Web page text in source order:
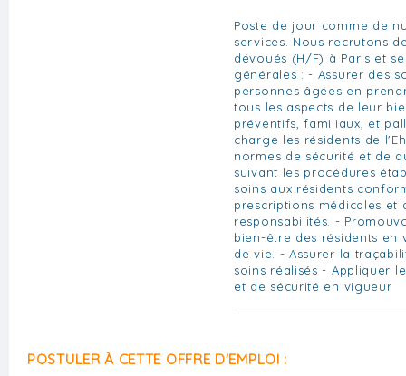
Poste de jour comme de
services. Nous recrutons
dévoués (H/F) à Paris et
générales : - Assurer des
personnes âgées en
tous les aspects de leur
préventifs, familiaux, et
charge les résidents de
normes de sécurité et de
suivant les procédures
soins aux résidents
prescriptions médicales et
responsabilités. -
bien-être des résidents en
de vie. - Assurer la
soins réalisés - Appliquer
et de sécurité en vigueur
POSTULER À CETTE OFFRE D'EMPLOI :